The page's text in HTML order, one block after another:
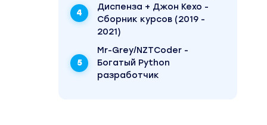
Диспенза + Джон Кехо -
Сборник курсов (2019 -
2021)
Mr-Grey/NZTCoder -
Богатый Python
разработчик